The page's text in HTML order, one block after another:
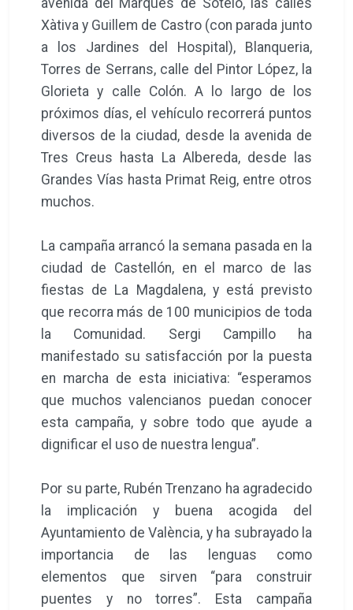
Xàtiva y Guillem de Castro (con parada junto
a los Jardines del Hospital), Blanqueria,
Torres de Serrans, calle del Pintor López, la
Glorieta y calle Colón. A lo largo de los
próximos días, el vehículo recorrerá puntos
diversos de la ciudad, desde la avenida de
Tres Creus hasta La Albereda, desde las
Grandes Vías hasta Primat Reig, entre otros
muchos.
La campaña arrancó la semana pasada en la
ciudad de Castellón, en el marco de las
fiestas de La Magdalena, y está previsto
que recorra más de 100 municipios de toda
la Comunidad. Sergi Campillo ha
manifestado su satisfacción por la puesta
en marcha de esta iniciativa: “esperamos
que muchos valencianos puedan conocer
esta campaña, y sobre todo que ayude a
dignificar el uso de nuestra lengua”.
Por su parte, Rubén Trenzano ha agradecido
la implicación y buena acogida del
Ayuntamiento de València, y ha subrayado la
importancia de las lenguas como
elementos que sirven “para construir
puentes y no torres”. Esta campaña